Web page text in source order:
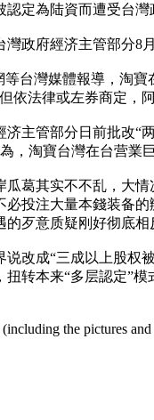
定為陆資而遭受台灣
政府經济主管部分8
等台灣媒體報導，淘
依法律或左券商定，
主管部分日前批改“
，淘寶台灣在台营業
葛其实不不乱，大
必投注大量本錢装备
歹意质疑刚好彻底相
说改成“三成以上股权
扭转本来“多层認定”
the pictures